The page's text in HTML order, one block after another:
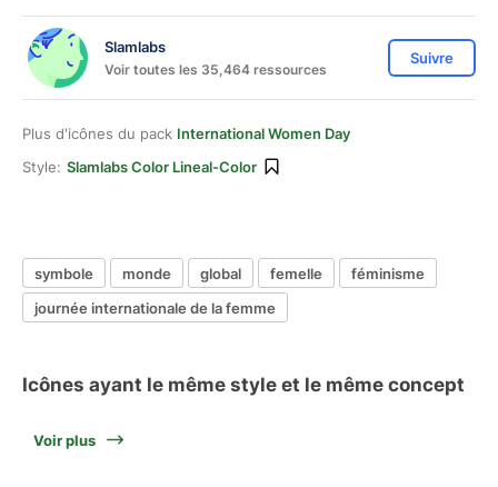
Slamlabs
Voir toutes les 35,464 ressources
Suivre
Plus d'icônes du pack International Women Day
Style: Slamlabs Color Lineal-Color
symbole monde global femelle
féminisme
journée internationale de la femme
Icônes ayant le même style et le même concept
Voir plus